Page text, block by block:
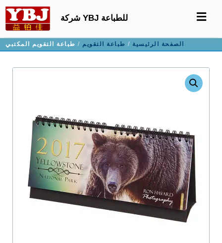
شركة YBJ للطباعة
الصفحة الرئيسية / طباعة التقويم / طباعة التقويم المكتبي